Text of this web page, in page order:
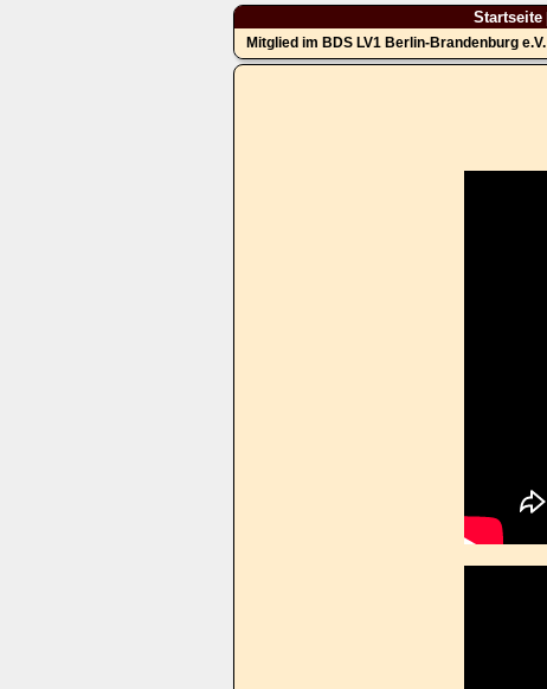
Startseite|
Mitglied im BDS LV1 Berlin-Brandenburg e.V.